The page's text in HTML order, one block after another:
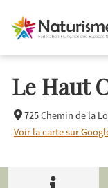
Le Haut
725 Chemin de la
Voir la carte sur